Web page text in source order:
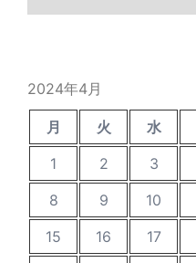
2024年4月
月 火 水
1
2 3
8
9 10
15
16 17